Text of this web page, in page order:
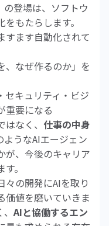
登場は、ソフトウ
もたらします。
すます自動化されて
、なぜ作るのか」を
セキュリティ・ビジ
重要になる
なく、 仕事の中身
うなAIエージェン
が、今後のキャリア
。
々の開発にAIを取り
価値を磨いていきま
、AIと協働するエン